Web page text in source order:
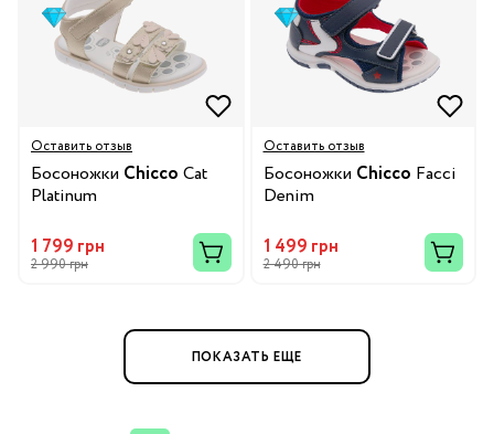
Оставить отзыв
Босоножки Chicco Cat
Platinum
1 799 грн
2 990 грн
Оставить отзыв
Босоножки Chicco Facci
Denim
1 499 грн
2 490 грн
ПОКАЗАТЬ ЕЩЕ